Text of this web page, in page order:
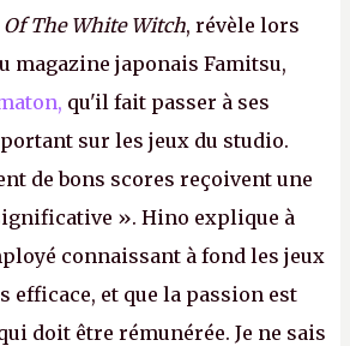
The White Witch, révèle lors
magazine japonais Famitsu,
qu'il fait passer à ses
sur les jeux du studio.
de bons scores reçoivent une
». Hino explique à
connaissant à fond les jeux
efficace, et que la passion est
doit être rémunérée. Je ne sais